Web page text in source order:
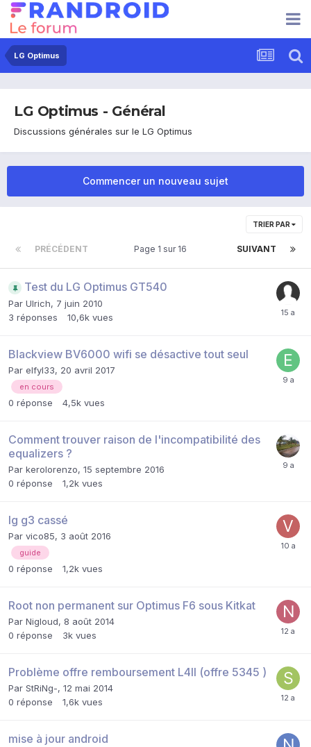
LG Optimus
LG Optimus - Général
Discussions générales sur le LG Optimus
Commencer un nouveau sujet
TRIER PAR
PRÉCÉDENT SUIVANT
Page 1 sur 16
Test du LG Optimus GT540
Par Ulrich, 7 juin 2010
3 réponses 10,6k vues
Blackview BV6000 wifi se désactive tout seul
Par elfyl33, 20 avril 2017
en cours
0 réponse 4,5k vues
Comment trouver raison de l'incompatibilité des
equalizers ?
Par kerolorenzo, 15 septembre 2016
0 réponse 1,2k vues
lg g3 cassé
Par vico85, 3 août 2016
guide
0 réponse 1,2k vues
Root non permanent sur Optimus F6 sous Kitkat
Par Nigloud, 8 août 2014
0 réponse 3k vues
Problème offre remboursement L4II (offre 5345 )
Par StRiNg-, 12 mai 2014
0 réponse 1,6k vues
mise à jour android